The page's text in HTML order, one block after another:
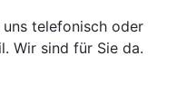
telefonisch oder
Wir sind für Sie da.